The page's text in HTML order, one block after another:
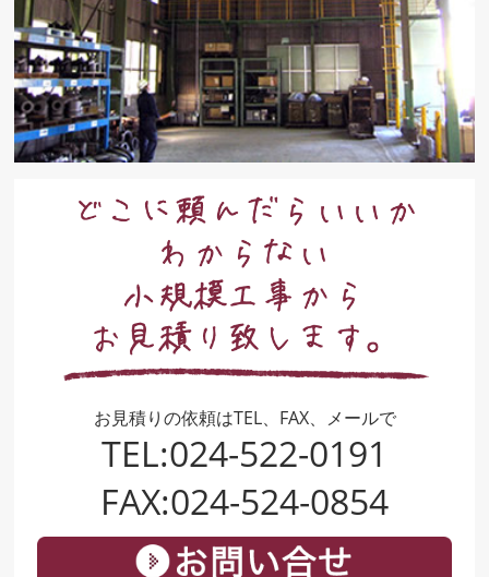
お見積りの依頼はTEL、FAX、メールで
TEL:024-522-0191
FAX:024-524-0854